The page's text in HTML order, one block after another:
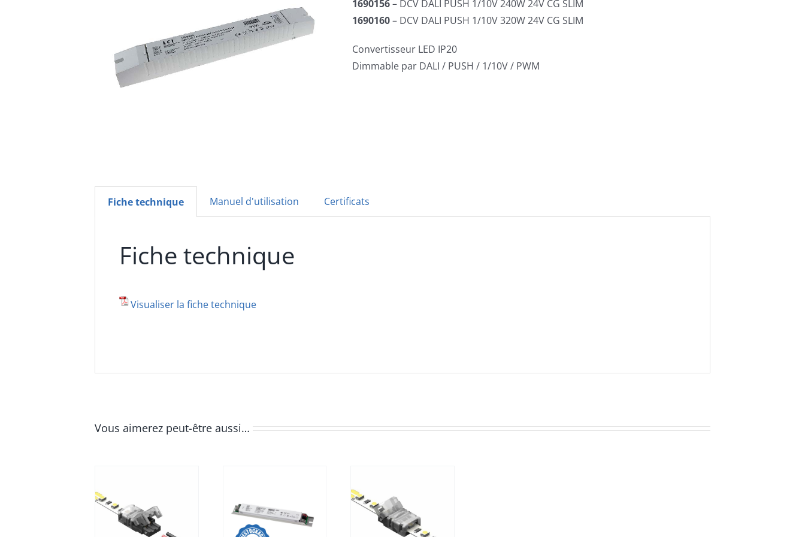
1690156– DCV DALI PUSH 1/10V 240W 24V CG SLIM
1690160– DCV DALI PUSH 1/10V 320W 24V CG SLIM
Convertisseur LED IP20
Dimmable par DALI / PUSH / 1/10V / PWM
Fiche technique Manuel d'utilisation Certificats
Fiche technique
Visualiser la fiche technique
Vous aimerez peut-être aussi…